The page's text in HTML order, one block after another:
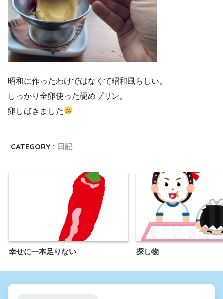
昭和に作ったわけではなくて昭和風らしい。
しっかり全卵使った硬めプリン。
卵しばきました
CATEGORY : 日記
幸せに一本足りない 探し物